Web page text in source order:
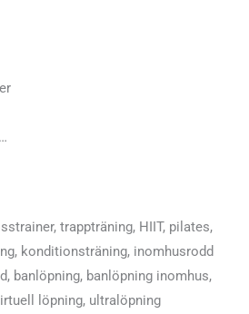
trappträning, HIIT, pilates,
konditionsträning, inomhusrodd
banlöpning, banlöpning inomhus,
löpning, ultralöpning